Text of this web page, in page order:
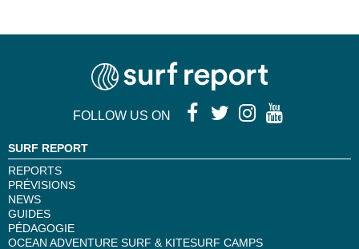
FOLLOW US ON
SURF REPORT
REPORTS
PRÉVISIONS
NEWS
GUIDES
PÉDAGOGIE
OCEAN ADVENTURE SURF & KITESURF CAMPS